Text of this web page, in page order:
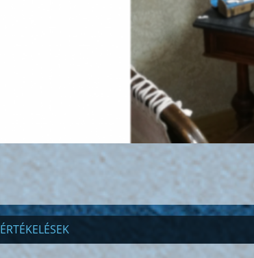
ÉRTÉKELÉSEK